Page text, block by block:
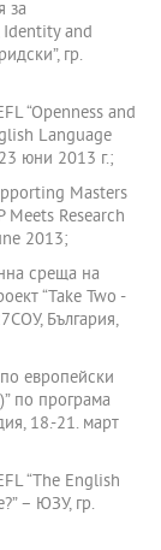
за
Identity and
гр.
“Openness and
Language
юни 2013 г.;
Masters
Research
2013;
среща на
“Take Two -
България,
европейски
по програма
18.-21. март
“The English
– ЮЗУ, гр.